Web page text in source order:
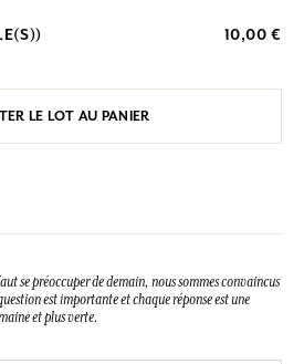
10,00 €
LE LOT AU PANIER
se préoccuper de demain, nous sommes convaincus
est importante et chaque réponse est une
et plus verte.